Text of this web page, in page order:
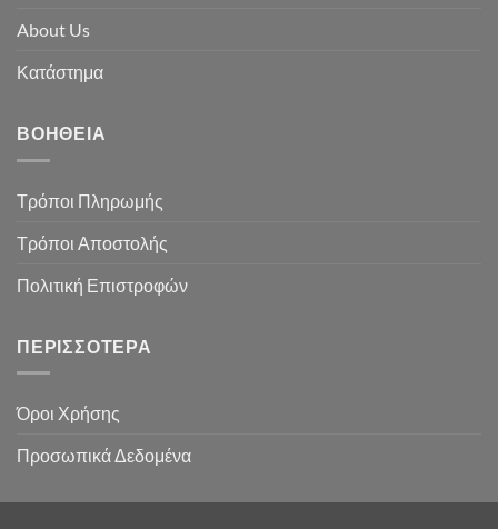
About Us
Κατάστημα
ΒΟΉΘΕΙΑ
Τρόποι Πληρωμής
Τρόποι Αποστολής
Πολιτική Επιστροφών
ΠΕΡΙΣΣΌΤΕΡΑ
Όροι Χρήσης
Προσωπικά Δεδομένα